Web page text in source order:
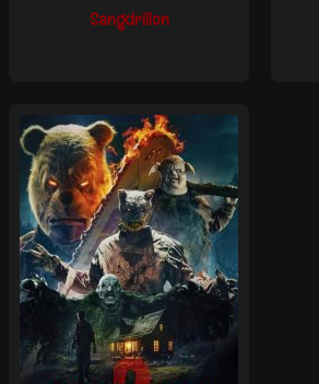
Sangdrillon